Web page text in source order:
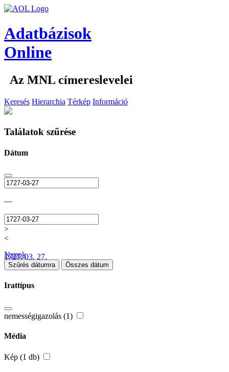
Adatbázisok
Online
Az MNL címereslevelei
Keresés Hierarchia Térkép Információ
Találatok szűrése
Dátum
—
>
<
1727. 03. 27.
Napok
Szűrés dátumra Összes dátum
Irattípus
nemességigazolás (1)
Média
Kép (1 db)